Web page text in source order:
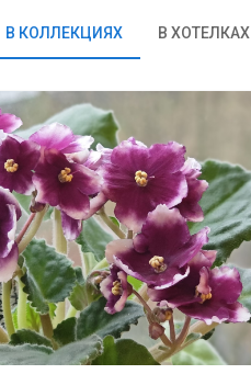
В КОЛЛЕКЦИЯХ В ХОТЕЛКАХ